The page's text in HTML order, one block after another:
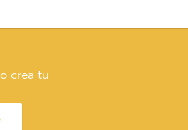
crea tu